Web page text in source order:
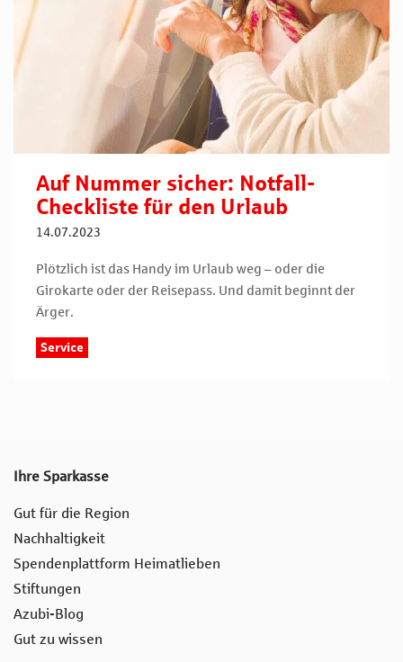
Auf Nummer sicher: Notfall-
Checkliste für den Urlaub
14.07.2023
Plötzlich ist das Handy im Urlaub weg – oder die
Girokarte oder der Reisepass. Und damit beginnt der
Ärger.
Service
Ihre Sparkasse
Gut für die Region
Nachhaltigkeit
Spendenplattform Heimatlieben
Stiftungen
Azubi-Blog
Gut zu wissen